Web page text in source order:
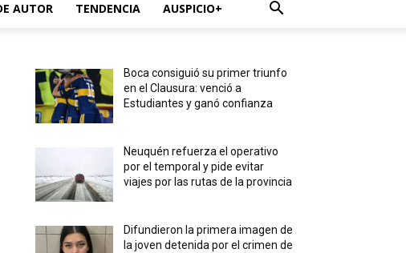
AUTOR TENDENCIA AUSPICIO+
Boca consiguió su primer triunfo
en el Clausura: venció a
Estudiantes y ganó confianza
Neuquén refuerza el operativo
por el temporal y pide evitar
viajes por las rutas de la provincia
Difundieron la primera imagen de
la joven detenida por el crimen de